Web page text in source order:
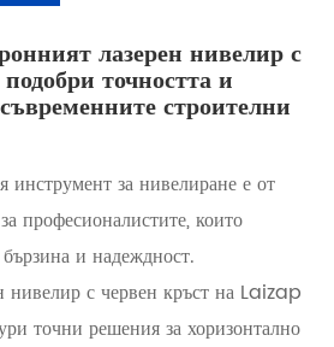
лазерен нивелир с
точността и
строителни
инструмент за нивелиране е от
професионалистите, които
и надеждност.
нивелир с червен кръст на Laizap
точни решения за хоризонтално